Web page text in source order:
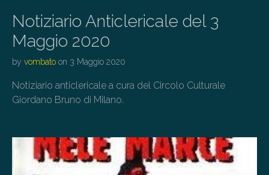
Notiziario Anticlericale del 3
Maggio 2020
by vombato on 3 Maggio 2020
Notiziario anticlericale a cura del Circolo Culturale
Giordano Bruno di Milano.